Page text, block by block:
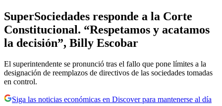
SuperSociedades responde a la Corte
Constitucional. “Respetamos y acatamos
la decisión”, Billy Escobar
El superintendente se pronunció tras el fallo que pone límites a la
designación de reemplazos de directivos de las sociedades tomadas
en control.
Siga las noticias económicas en Discover para mantenerse al día